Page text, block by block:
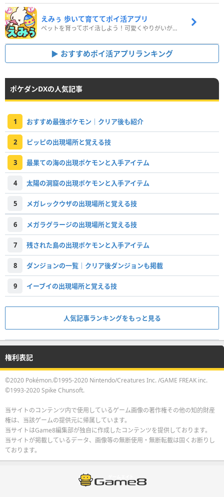
えみぅ 歩いて育ててポイ活アプリ
ペットを育ってポイ活しよう！可愛くやりがいがある新感覚アプリ
おすすめポイ活アプリランキング
ポケダンDXの人気記事
1 おすすめ最強ポケモン｜クリア後も紹介
2 ピッピの出現場所と覚える技
3 最果ての海の出現ポケモンと入手アイテム
4 太陽の洞窟の出現ポケモンと入手アイテム
5 メガレックウザの出現場所と覚える技
6 メガラグラージの出現場所と覚える技
7 残された島の出現ポケモンと入手アイテム
8 ダンジョンの一覧｜クリア後ダンジョンも掲載
9 イーブイの出現場所と覚える技
人気記事ランキングをもっと見る
権利表記
©2020 Pokémon.©1995-2020 Nintendo/Creatures Inc. /GAME FREAK inc.
©1993-2020 Spike Chunsoft.
当サイトのコンテンツ内で使用しているゲーム画像の著作権その他の知的財産
権は、当該ゲームの提供元に帰属しています。
当サイトはGame8編集部が独自に作成したコンテンツを提供しております。
当サイトが掲載しているデータ、画像等の無断使用・無断転載は固くお断りし
ております。